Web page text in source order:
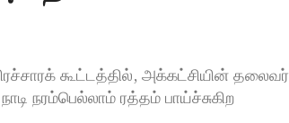
கூட்டத்தில், அக்கட்சியின் தலைவர்
நரம்பெல்லாம் ரத்தம் பாய்ச்சுகிற